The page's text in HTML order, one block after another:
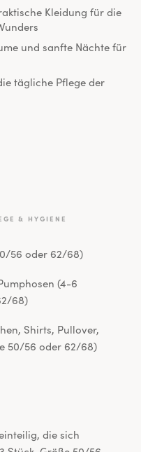
Kleidung für die
und sanfte Nächte für
tägliche Pflege der
& HYGIENE
56 oder 62/68)
(4-6
68)
Shirts, Pullover,
50/56 oder 62/68)
die sich